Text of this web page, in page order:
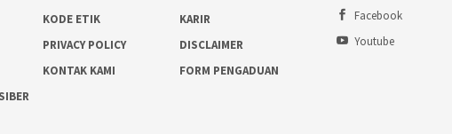
KODE ETIK
KARIR
PRIVACY POLICY
DISCLAIMER
KONTAK KAMI
FORM PENGADUAN
Facebook
Youtube